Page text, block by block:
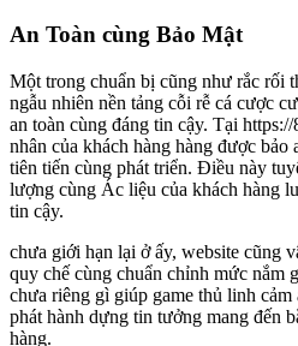
An Toàn cùng Bảo Mật
Một trong chuẩn bị cũng như rắc rối
ngẫu nhiên nền tảng cỗi rễ cá cược
an toàn cùng đáng tin cậy. Tại
nhân của khách hàng hàng được bảo
tiên tiến cùng phát triển. Điều này
lượng cùng Ác liệu của khách hàng
tin cậy.
chưa giới hạn lại ở ấy, website cũng
quy chế cùng chuẩn chỉnh mức nắm
chưa riêng gì giúp game thủ linh
phát hành dựng tin tưởng mang đến
hàng.